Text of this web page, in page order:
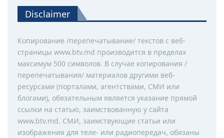
Disclaimer
Копирование /перепечатывание/ текстов с веб-
страницы www.btv.md производится в пределах
максимум 500 символов. В случае копирования /
перепечатывания/ материалов другими веб-
ресурсами (порталами, агентствами, СМИ или
блогами), обязательным является указание прямой
ссылки на статью, заимствованную у сайта
www.btv.md. СМИ, заимствующие статьи или
изображения для теле- или радиопередач, обязаны